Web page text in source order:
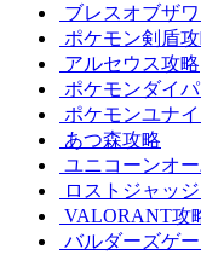
ブレスオブザ
ポケモン剣盾
アルセウス攻略
ポケモンダイ
ポケモンユナ
あつ森攻略
ユニコーンオ
ロストジャッ
VALORANT攻
バルダーズゲ